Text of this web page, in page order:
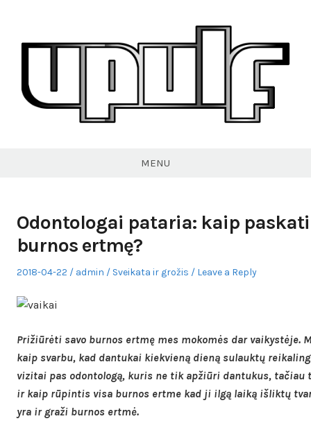
content
MENU
Odontologai pataria: kaip
burnos ertmę?
Posted
2018-04-22 Author
admin
Posted
Sveikata ir grožis Leave a Reply
Prižiūrėti savo burnos ertmę mes mokomės dar vaikystėje.
kaip svarbu, kad dantukai kiekvieną dieną sulauktų
vizitai pas odontologą, kuris ne tik apžiūri dantukus,
ir kaip rūpintis visa burnos ertme kad ji ilgą laiką išliktų
yra ir graži burnos ertmė.